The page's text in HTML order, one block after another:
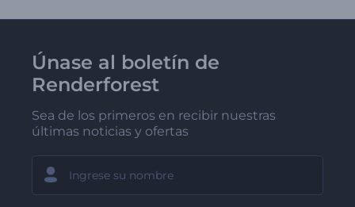
Únase al boletín de
Renderforest
Sea de los primeros en recibir nuestras
últimas noticias y ofertas